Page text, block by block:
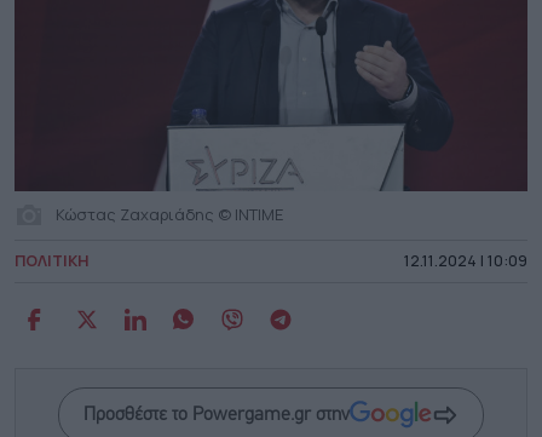
Κώστας Ζαχαριάδης © ΙΝΤΙΜΕ
ΠΟΛΙΤΙΚΗ 12.11.2024 | 10:09
Προσθέστε το Powergame.gr στην